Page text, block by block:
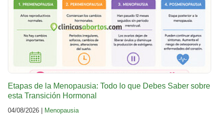
Etapas de la Menopausia: Todo lo que Debes Saber sobre
esta Transición Hormonal
04/08/2026 | Menopausia